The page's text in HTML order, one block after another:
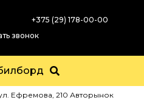
+375 (29) 178-00-00
звонок
Ефремова, 210 Авторынок